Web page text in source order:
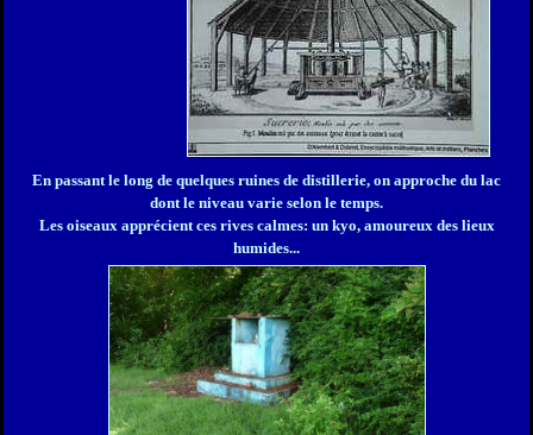
En passant le long de quelques ruines de distillerie, on approche du lac
dont le niveau varie selon le temps.
Les oiseaux apprécient ces rives calmes: un kyo, amoureux des lieux
humides...